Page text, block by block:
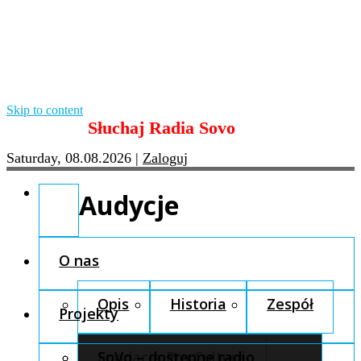
Skip to content
Słuchaj Radia Sovo
Saturday, 08.08.2026 | Zaloguj
O nas
Opis Historia Zespół
Fundacja Pro Cultura
Projekty
SoVo – dostępne radio
Audycje